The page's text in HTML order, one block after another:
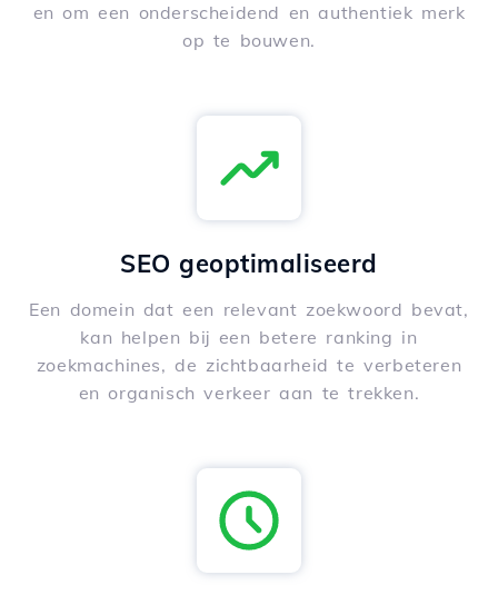
en om een onderscheidend en authentiek merk
op te bouwen.
SEO geoptimaliseerd
Een domein dat een relevant zoekwoord bevat,
kan helpen bij een betere ranking in
zoekmachines, de zichtbaarheid te verbeteren
en organisch verkeer aan te trekken.